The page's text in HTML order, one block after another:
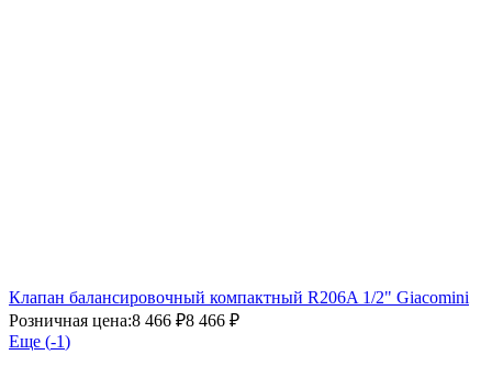
Клапан балансировочный компактный R206A 1/2" Giacomini
Розничная цена:8 466 ₽8 466 ₽
Еще (-1)